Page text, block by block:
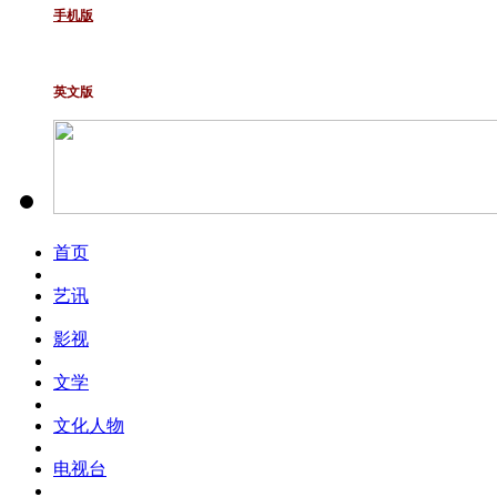
手机版
英文版
首页
艺讯
影视
文学
文化人物
电视台